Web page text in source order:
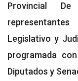
Provincial
Legislativo y
programada
Diputados y